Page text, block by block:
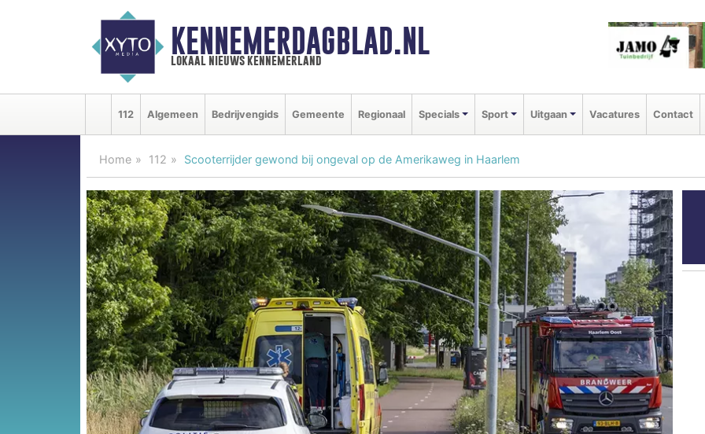
KENNEMERDAGBLAD.NL
lokaal nieuws kennemerland
112 Algemeen Bedrijvengids Gemeente Regionaal Specials Sport Uitgaan Vacatures Contact
Home 112 Scooterrijder gewond bij ongeval op de Amerikaweg in Haarlem